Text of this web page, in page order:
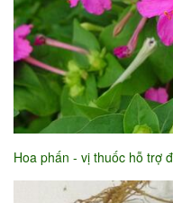
Hoa phấn - vị thuốc hỗ trợ